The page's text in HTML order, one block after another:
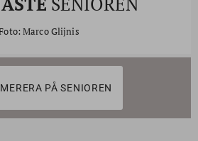
Marco Glijnis
PÅ SENIOREN